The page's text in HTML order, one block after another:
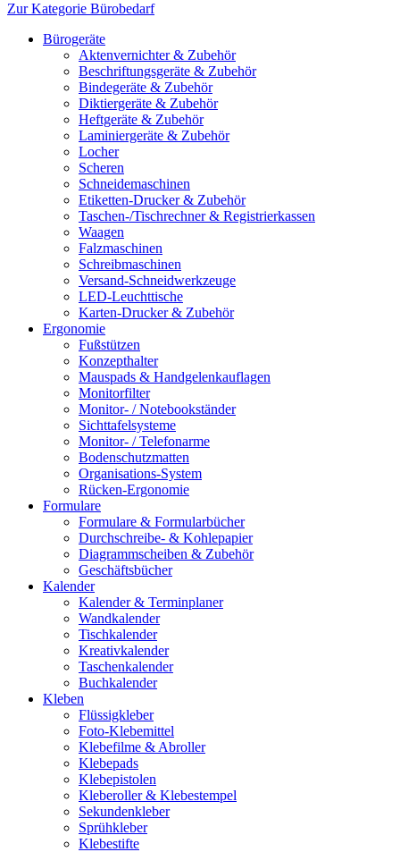
Zur Kategorie Bürobedarf
Bürogeräte
Aktenvernichter & Zubehör
Beschriftungsgeräte & Zubehör
Bindegeräte & Zubehör
Diktiergeräte & Zubehör
Heftgeräte & Zubehör
Laminiergeräte & Zubehör
Locher
Scheren
Schneidemaschinen
Etiketten-Drucker & Zubehör
Taschen-/Tischrechner & Registrierkassen
Waagen
Falzmaschinen
Schreibmaschinen
Versand-Schneidwerkzeuge
LED-Leuchttische
Karten-Drucker & Zubehör
Ergonomie
Fußstützen
Konzepthalter
Mauspads & Handgelenkauflagen
Monitorfilter
Monitor- / Notebookständer
Sichttafelsysteme
Monitor- / Telefonarme
Bodenschutzmatten
Organisations-System
Rücken-Ergonomie
Formulare
Formulare & Formularbücher
Durchschreibe- & Kohlepapier
Diagrammscheiben & Zubehör
Geschäftsbücher
Kalender
Kalender & Terminplaner
Wandkalender
Tischkalender
Kreativkalender
Taschenkalender
Buchkalender
Kleben
Flüssigkleber
Foto-Klebemittel
Klebefilme & Abroller
Klebepads
Klebepistolen
Kleberoller & Klebestempel
Sekundenkleber
Sprühkleber
Klebestifte